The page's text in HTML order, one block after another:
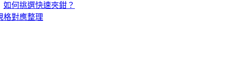
如何挑選快速夾鉗？
格對應整理